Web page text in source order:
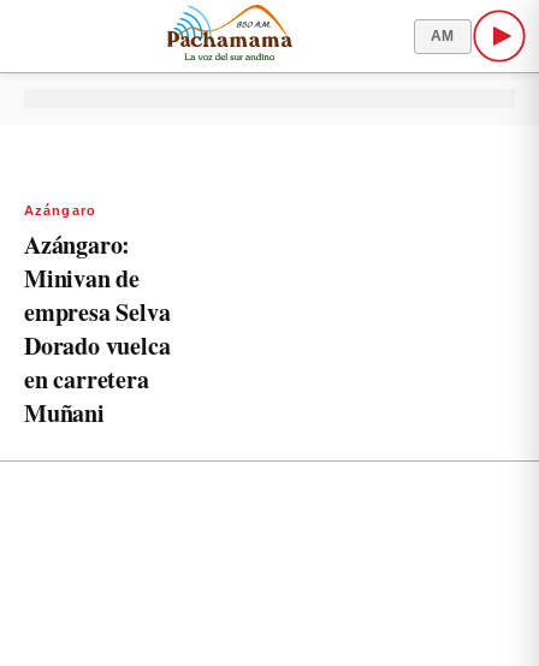
AM
Azángaro
Azángaro:
Minivan de
empresa Selva
Dorado vuelca
en carretera
Muñani